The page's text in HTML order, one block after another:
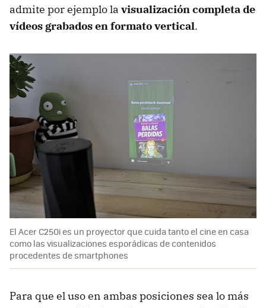
admite por ejemplo la visualización completa de
vídeos grabados en formato vertical.
El Acer C250i es un proyector que cuida tanto el cine en casa
como las visualizaciones esporádicas de contenidos
procedentes de smartphones
Para que el uso en ambas posiciones sea lo más